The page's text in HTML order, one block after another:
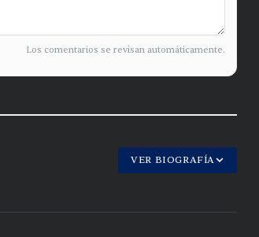
Los comentarios se revisan automáticamente.
VER BIOGRAFÍA